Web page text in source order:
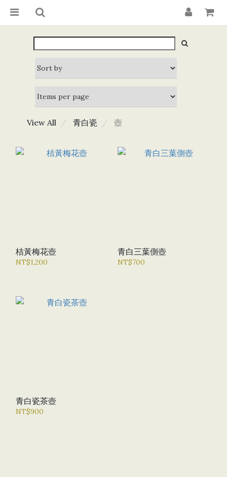
View All 青白瓷 壺
桔黃梅花壺
NT$1,200
青白三葉側壺
NT$700
青白瓷茶壺
NT$900